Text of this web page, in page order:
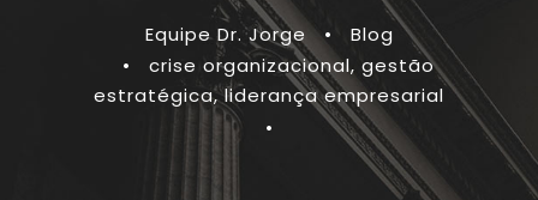
Equipe Dr. Jorge •
Blog
•
crise organizacional, gestão
estratégica, liderança empresarial
•